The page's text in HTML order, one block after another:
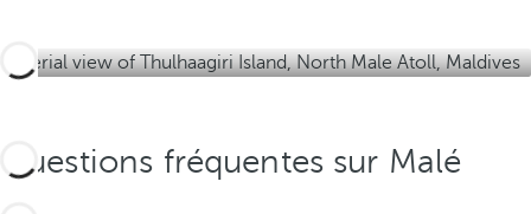
Questions fréquentes sur Malé